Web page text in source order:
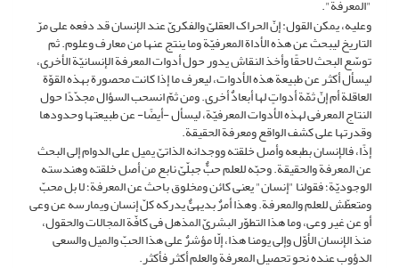
"المعرفة".
وعلیه، یمکن القول: إنّ الحراک العقلیّ والفکریّ عند الإنسان قد دفعه على مرّ
التاریخ لیبحث عن هذه الأداة المعرفیّة وما ینتج عنها من معارف وعلوم. ثم
توسّع البحث لاحقًا وأخذ النقاش یدور حول أدوات المعرفة الإنسانیّة الأخرى،
لیسأل أکثر عن طبیعة هذه الأدوات، لیعرف ما إذا کانت محصورة بهذه القوّة
العاقلة أم إنّ ثمّة أدواتٍ لها أبعادٌ أخرى. ومن ثمّ انسحب السؤال مجدّدًا حول
النتاج المعرفی لهذه الأدوات المعرفیّة، لیسأل -أیضًا- عن طبیعتها وحدودها
وقدرتها على کشف الواقع ومعرفة الحقیقة.
إذًا، فالإنسان بطبعه وأصل خلقته ووجدانه الذاتیّ یمیل على الدوام إلى البحث
عن المعرفة والحقیقة. وحبّه للعلم حبٌّ جبلّیّ نابع من أصل خلقته وهندسته
الوجودیّة؛ فقولنا "إنسان" یعنی کائن ومخلوق باحث عن المعرفة؛ لا بل محبّ
ومتعطّش للعلم والمعرفة. وهذا أمرٌ بدیهیٌّ یدرکه کلّ إنسان ویمارسه عن وعی
أو عن غیر وعی، وما هذا التطوّر البشریّ المذهل فی کافّة المجالات والحقول،
منذ الإنسان الأوّل وإلى یومنا هذا، إلّا مؤشرٌ على هذا الحبّ والمیل والسعی
الدؤوب عنده نحو تحصیل المعرفة والعلم أکثر فأکثر.